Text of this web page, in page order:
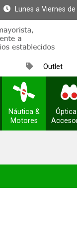
Lunes a Viernes
Outlet
Náutica &
Motores